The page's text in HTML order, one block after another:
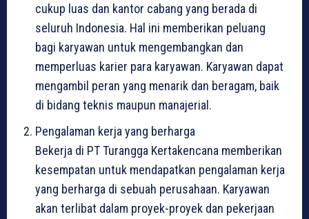
cukup luas dan kantor cabang yang berada di
seluruh Indonesia. Hal ini memberikan peluang
bagi karyawan untuk mengembangkan dan
memperluas karier para karyawan. Karyawan dapat
mengambil peran yang menarik dan beragam, baik
di bidang teknis maupun manajerial.
Pengalaman kerja yang berharga
Bekerja di PT Turangga Kertakencana memberikan
kesempatan untuk mendapatkan pengalaman kerja
yang berharga di sebuah perusahaan. Karyawan
akan terlibat dalam proyek-proyek dan pekerjaan